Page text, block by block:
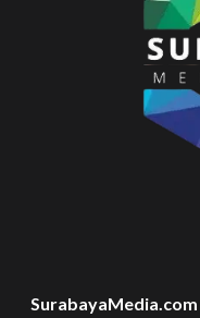
SurabayaMedia.com